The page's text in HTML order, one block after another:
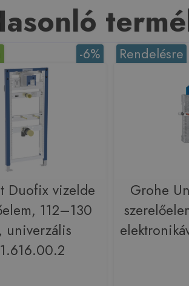
-6%
Duofix vizelde
112–130
univerzális
Rendelésre
Grohe